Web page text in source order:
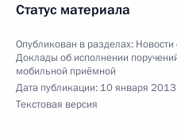
Статус материала
Опубликован в разделах:
Доклады об исполнении
мобильной приёмной
Дата публикации: 10 января
Текстовая версия